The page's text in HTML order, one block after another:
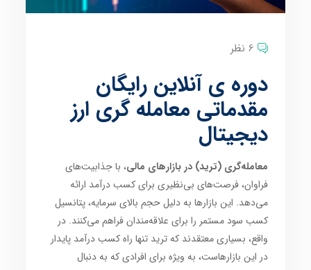
6 نظر
دوره ی آنلاین رایگان
مقدماتی معامله گری ارز
دیجیتال
معامله‌گری (ترید) در بازارهای مالی، با جذابیت‌های
فراوان، فرصت‌های بی‌نظیری برای کسب درآمد ارائه
می‌دهد. این بازارها به دلیل حجم بالای سرمایه، پتانسیل
کسب سود مستمر را برای علاقه‌مندان فراهم می‌کنند. در
واقع، بسیاری معتقدند که ترید تنها راه کسب درآمد پایدار
در این بازارهاست، به ویژه برای افرادی که به دنبال